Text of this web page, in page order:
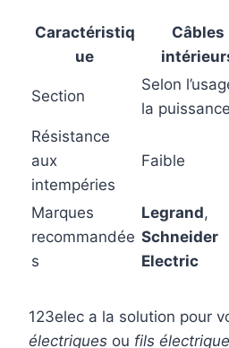
Caractéristiq
ue
Câbles
Section
Selon
la puissance
Résistance
aux
intempéries
Faible
Marques
recommandée
s
Legrand,
Schneider
Electric
123elec a la solution pour
électriques ou fils